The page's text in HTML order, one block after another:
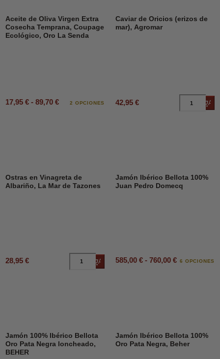
Aceite de Oliva Virgen Extra
Cosecha Temprana, Coupage
Ecológico, Oro La Senda
17,95 € - 89,70 € 2 OPCIONES
Caviar de Oricios (erizos de
mar), Agromar
42,95 €
Ostras en Vinagreta de
Albariño, La Mar de Tazones
28,95 € Añadir al carrito
Jamón Ibérico Bellota 100%
Juan Pedro Domecq
585,00 € - 760,00 € 6 OPCIONES
Jamón 100% Ibérico Bellota
Oro Pata Negra loncheado,
BEHER
Jamón Ibérico Bellota 100%
Oro Pata Negra, Beher